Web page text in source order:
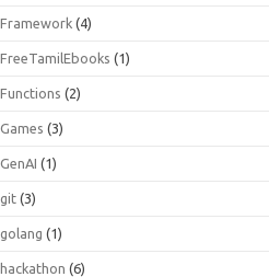
Framework (4)
FreeTamilEbooks (1)
Functions (2)
Games (3)
GenAI (1)
git (3)
golang (1)
hackathon (6)